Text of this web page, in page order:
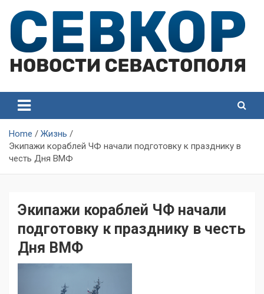
content
Севастополя
Севастополя
Home
Жизнь
Экипажи кораблей ЧФ начали подготовку к празднику в
честь Дня ВМФ
Экипажи кораблей ЧФ начали
подготовку к празднику в честь
Дня ВМФ